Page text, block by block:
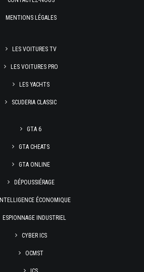
MENTIONS LÉGALES
LES VOITURES TV
LES VOITURES PRO
LES YACHTS
SCUDERIA CLASSIC
GTA 6
GTA CHEATS
GTA ONLINE
DÉPOUSSIÉRAGE
INTELLIGENCE ÉCONOMIQUE
ESPIONNAGE INDUSTRIEL
CYBER ICS
OCMST